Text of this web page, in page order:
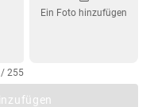
255
Ein Foto hinzufügen